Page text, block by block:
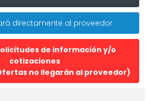
directamente al proveedor
solicitudes de información y/o
cotizaciones
no llegarán al proveedor)